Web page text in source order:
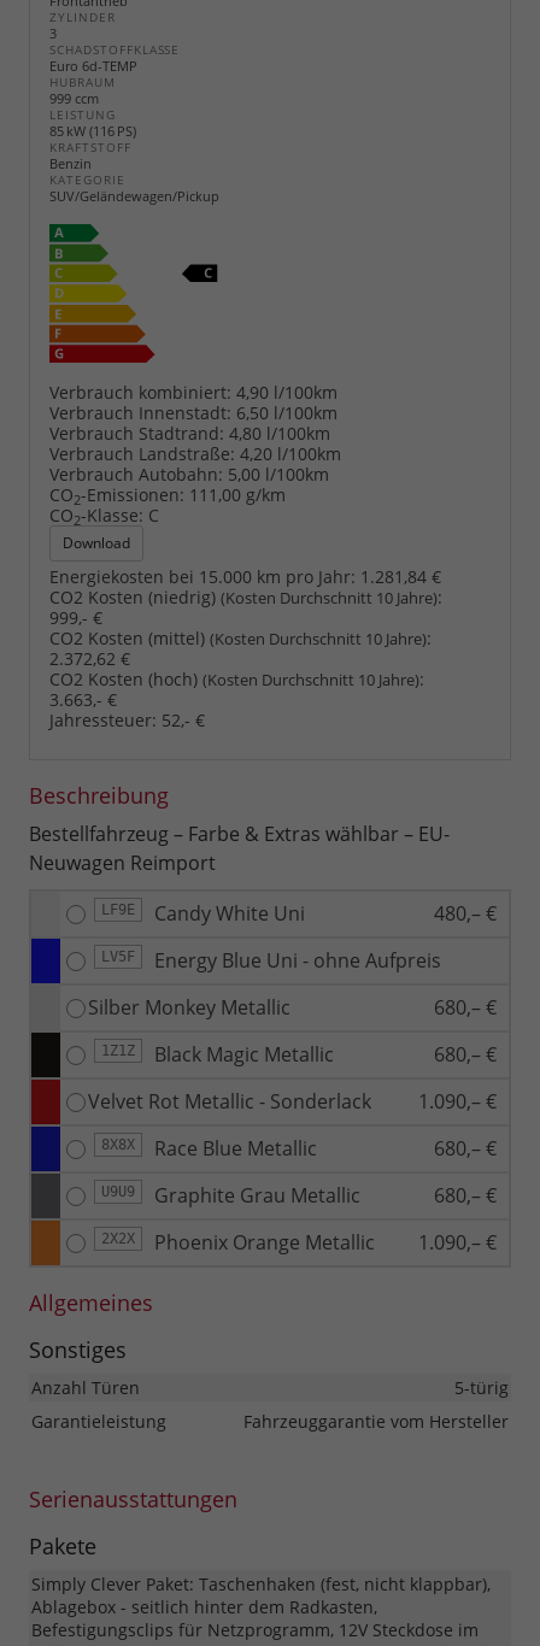
ZYLINDER
3
SCHADSTOFFKLASSE
Euro 6d-TEMP
HUBRAUM
999 ccm
LEISTUNG
85 kW (116 PS)
KRAFTSTOFF
Benzin
KATEGORIE
SUV/Geländewagen/Pickup
Verbrauch kombiniert: 4,90 l/100km
Verbrauch Innenstadt: 6,50 l/100km
Verbrauch Stadtrand: 4,80 l/100km
Verbrauch Landstraße: 4,20 l/100km
Verbrauch Autobahn: 5,00 l/100km
CO2-Emissionen: 111,00 g/km
CO2-Klasse: C
Download
Energiekosten bei 15.000 km pro Jahr: 1.281,84 €
CO2 Kosten (niedrig) (Kosten Durchschnitt 10 Jahre):
999,- €
CO2 Kosten (mittel) (Kosten Durchschnitt 10 Jahre):
2.372,62 €
CO2 Kosten (hoch) (Kosten Durchschnitt 10 Jahre):
3.663,- €
Jahressteuer: 52,- €
Beschreibung
Bestellfahrzeug – Farbe & Extras wählbar – EU-
Neuwagen Reimport
LF9E Candy White Uni 480,– €
LV5F
Energy Blue Uni - ohne Aufpreis
Silber Monkey Metallic
680,– €
1Z1Z Black Magic Metallic
680,– €
Velvet Rot Metallic - Sonderlack
1.090,– €
8X8X Race Blue Metallic 680,– €
U9U9 Graphite Grau Metallic 680,– €
2X2X Phoenix Orange Metallic 1.090,– €
Allgemeines
Sonstiges
Anzahl Türen
5-türig
Garantieleistung
Fahrzeuggarantie vom Hersteller
Serienausstattungen
Pakete
Simply Clever Paket: Taschenhaken (fest, nicht klappbar),
Ablagebox - seitlich hinter dem Radkasten,
Befestigungsclips für Netzprogramm, 12V Steckdose im